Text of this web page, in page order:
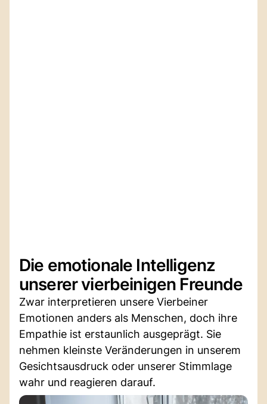
Die emotionale Intelligenz
unserer vierbeinigen Freunde
Zwar interpretieren unsere Vierbeiner
Emotionen anders als Menschen, doch ihre
Empathie ist erstaunlich ausgeprägt. Sie
nehmen kleinste Veränderungen in unserem
Gesichtsausdruck oder unserer Stimmlage
wahr und reagieren darauf.